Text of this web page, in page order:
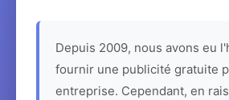
Depuis 2009, nous avons eu
fournir une publicité gratuite
entreprise. Cependant, en